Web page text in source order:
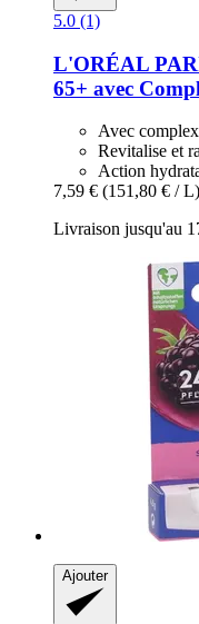
5.0 (1)
L'ORÉAL
65+ avec
Avec
Revitalise et
Action
7,59 € (151,80 € / L)
Livraison jusqu'au
Ajouter